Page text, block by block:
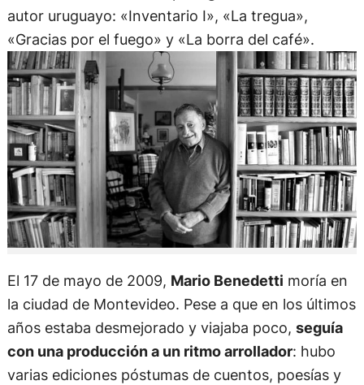
autor uruguayo: «Inventario I», «La tregua»,
«Gracias por el fuego» y «La borra del café».
El 17 de mayo de 2009, Mario Benedetti moría en
la ciudad de Montevideo. Pese a que en los últimos
años estaba desmejorado y viajaba poco, seguía
con una producción a un ritmo arrollador: hubo
varias ediciones póstumas de cuentos, poesías y